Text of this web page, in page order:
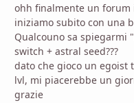
ohh finalmente un forum
iniziamo subito con una
Qualcouno sa spiegarmi
switch + astral seed???
dato che gioco un egoist
lvl, mi piacerebbe un
grazie